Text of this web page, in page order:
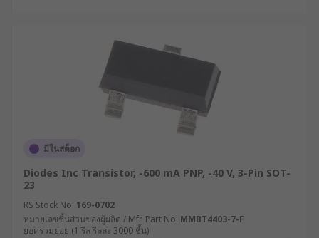
มีในสต็อก
Diodes Inc Transistor, -600 mA PNP, -40 V, 3-Pin SOT-
23
RS Stock No. 169-0702
หมายเลขชิ้นส่วนของผู้ผลิต / Mfr. Part No. MMBT4403-7-F
ยอดรวมย่อย (1 รีล รีลละ 3000 ชิ้น)